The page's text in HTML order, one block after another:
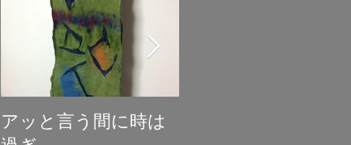
アッと言う間に時は